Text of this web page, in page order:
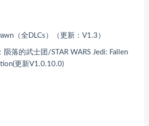
（全DLCs）（更新：V1.3）